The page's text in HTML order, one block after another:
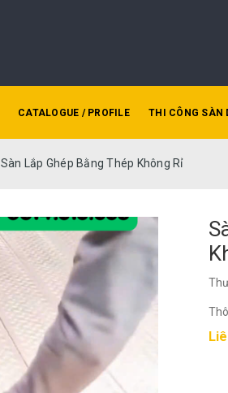
CATALOGUE / PROFILE THI CÔNG SÀN
Sàn Lắp Ghép Bằng Thép Không Rỉ